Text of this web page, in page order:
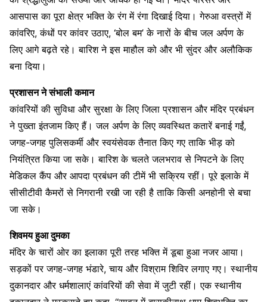
आसपास का पूरा क्षेत्र भक्ति के रंग में रंगा दिखाई दिया। गेरुआ वस्त्रों में
कांवरिए, कंधों पर कांवर उठाए, ‘बोल बम’ के नारों के बीच जल अर्पण के
लिए आगे बढ़ते रहे। बारिश ने इस माहौल को और भी सुंदर और अलौकिक
बना दिया।
प्रशासन ने संभाली कमान
कांवरियों की सुविधा और सुरक्षा के लिए जिला प्रशासन और मंदिर प्रबंधन
ने पुख्ता इंतजाम किए हैं। जल अर्पण के लिए व्यवस्थित कतारें बनाई गईं,
जगह-जगह पुलिसकर्मी और स्वयंसेवक तैनात किए गए ताकि भीड़ को
नियंत्रित किया जा सके। बारिश के चलते जलभराव से निपटने के लिए
मेडिकल कैंप और आपदा प्रबंधन की टीमें भी सक्रिय रहीं। पूरे इलाके में
सीसीटीवी कैमरों से निगरानी रखी जा रही है ताकि किसी अनहोनी से बचा
जा सके।
शिवमय हुआ दुमका
मंदिर के चारों ओर का इलाका पूरी तरह भक्ति में डूबा हुआ नजर आया।
सड़कों पर जगह-जगह भंडारे, चाय और विश्राम शिविर लगाए गए। स्थानीय
दुकानदार और धर्मशालाएं कांवरियों की सेवा में जुटी रहीं। एक स्थानीय